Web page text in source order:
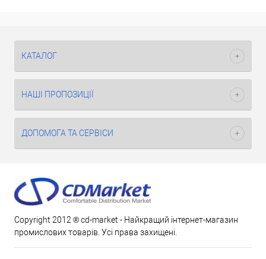
КАТАЛОГ
НАШІ ПРОПОЗИЦІЇ
ДОПОМОГА ТА СЕРВІСИ
Copyright 2012 ® cd-market - Найкращий інтернет-магазин
промислових товарів. Усі права захищені.